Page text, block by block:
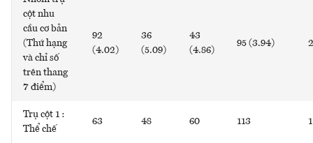
cột nhu
cầu cơ bản
(Thứ hạng
và chỉ số
trên thang
7 điểm)
92
(4.02)
36
(5.09)
43
(4.86)
95 (3.94)
Trụ cột 1 :
Thể chế
63 48 60 113 1